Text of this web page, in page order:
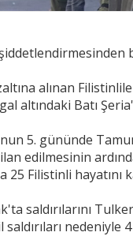
şiddetlendirmesinden
alınan
altındaki Batı
5. gününde
edilmesinin
25 Filistinli hayatını
saldırılarını
nedeniyle